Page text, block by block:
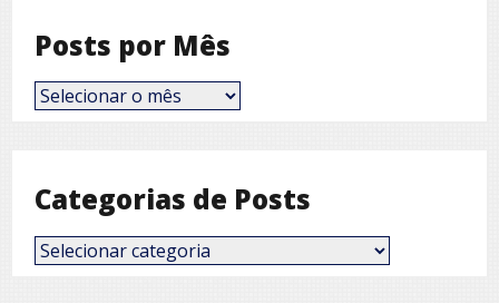
Posts por Mês
Posts
por
Categorias de Posts
Categorias
de